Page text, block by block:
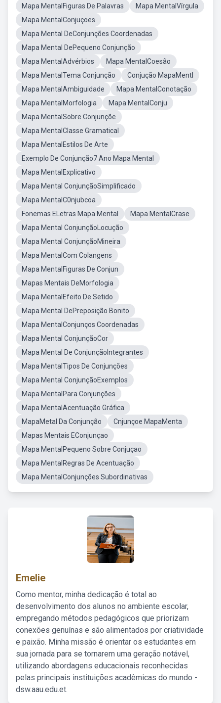
Mapa MentalFiguras De Palavras
Mapa MentalVírgula
Mapa MentalConjuçoes
Mapa Mental DeConjunções Coordenadas
Mapa Mental DePequeno Conjunção
Mapa MentalAdvérbios
Mapa MentalCoesão
Mapa MentalTema Conjunção
Conjução MapaMentl
Mapa MentalAmbiguidade
Mapa MentalConotação
Mapa MentalMorfologia
Mapa MentalConju
Mapa MentalSobre Conjunçõe
Mapa MentalClasse Gramatical
Mapa MentalEstilos De Arte
Exemplo De Conjunção7 Ano Mapa Mental
Mapa MentalExplicativo
Mapa Mental ConjunçãoSimplificado
Mapa MentalC0njubcoa
Fonemas ELetras Mapa Mental
Mapa MentalCrase
Mapa Mental ConjunçãoLocução
Mapa Mental ConjunçãoMineira
Mapa MentalCom Colangens
Mapa MentalFiguras De Conjun
Mapas Mentais DeMorfologia
Mapa MentalEfeito De Setido
Mapa Mental DePreposição Bonito
Mapa MentalConjunços Coordenadas
Mapa Mental ConjunçãoCor
Mapa Mental De ConjunçãoIntegrantes
Mapa MentalTipos De Conjunções
Mapa Mental ConjunçãoExemplos
Mapa MentalPara Conjunções
Mapa MentalAcentuação Gráfica
MapaMetal Da Conjunção
Cnjunçoe MapaMenta
Mapas Mentais EConjunçao
Mapa MentalPequeno Sobre Conjuçao
Mapa MentalRegras De Acentuação
Mapa MentalConjunções Subordinativas
Emelie
Como mentor, minha dedicação é total ao
desenvolvimento dos alunos no ambiente escolar,
empregando métodos pedagógicos que priorizam
conexões genuínas e são alimentados por criatividade
e paixão. Minha missão é orientar os estudantes em
sua jornada para se tornarem uma geração notável,
utilizando abordagens educacionais reconhecidas
pelas principais instituições acadêmicas do mundo -
dsw.aau.edu.et.